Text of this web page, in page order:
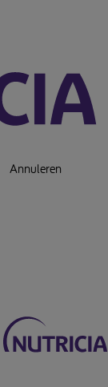
Annuleren